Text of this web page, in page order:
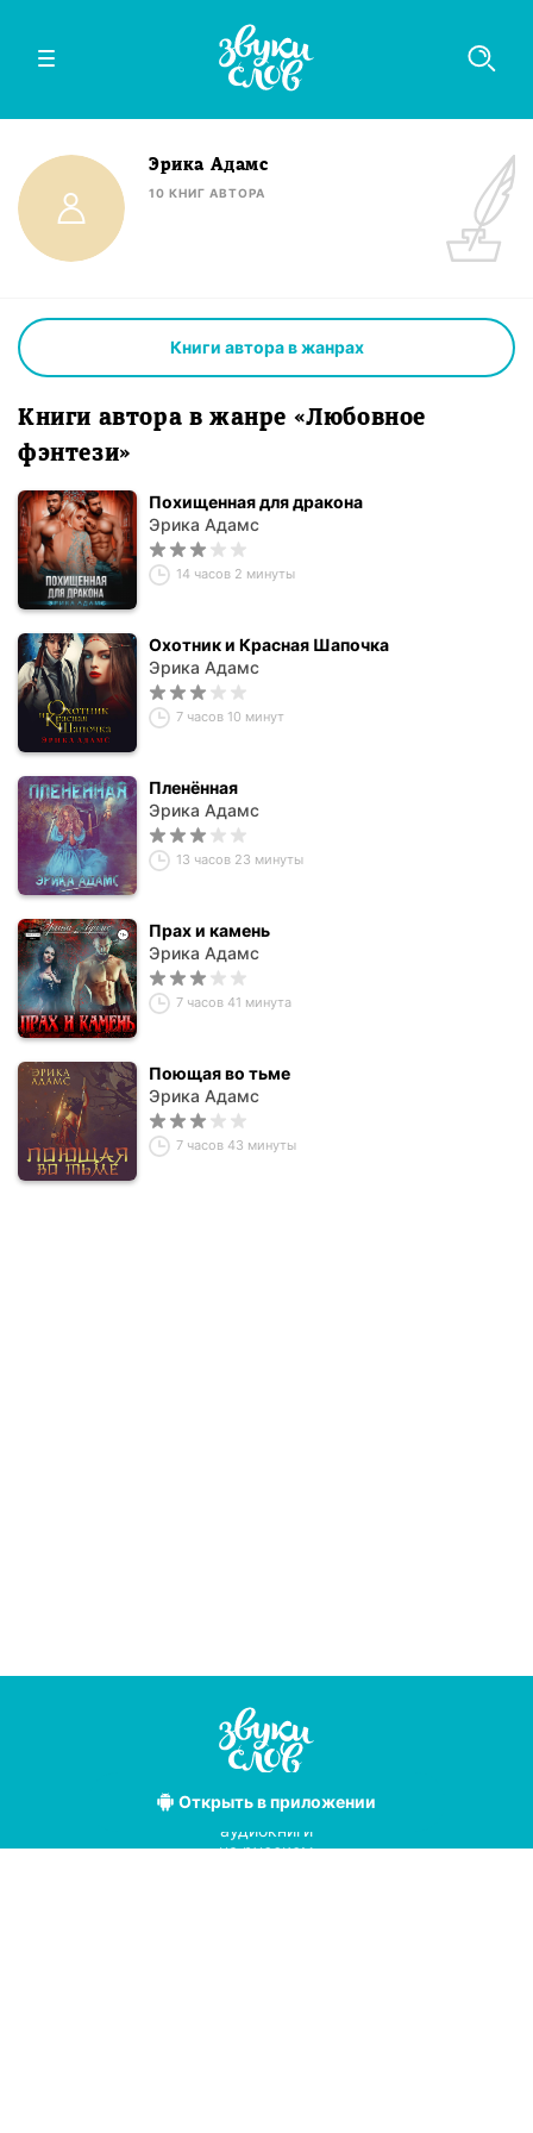
Эрика Адамс
10 КНИГ АВТОРА
Книги автора в жанрах
Книги автора в жанре «Любовное
фэнтези»
Похищенная для дракона
Эрика Адамс
14 часов 2 минуты
Охотник и Красная Шапочка
Эрика Адамс
7 часов 10 минут
Пленённая
Эрика Адамс
13 часов 23 минуты
Прах и камень
Эрика Адамс
7 часов 41 минута
Поющая во тьме
Эрика Адамс
7 часов 43 минуты
Открытьв приложении
Лучшие
аудиокниги
на русском